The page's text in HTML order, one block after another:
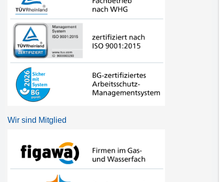
Wir sind Mitglied